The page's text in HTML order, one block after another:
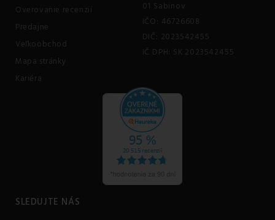
Overovanie recenzií
Predajne
Veľkoobchod
Mapa stránky
Kariéra
01 Sabinov
IČO: 46726608
DIČ: 2023542455
IČ DPH: SK 2023542455
SLEDUJTE NÁS